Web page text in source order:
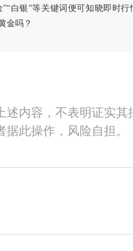
”“白银”等关键词便可知晓即时
金吗？
述内容，不表明证实
此操作，风险自担。